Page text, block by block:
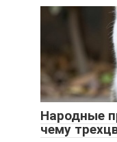
Народные
чему